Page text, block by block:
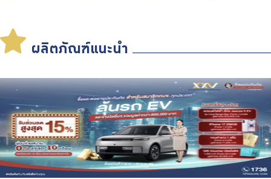
จัดซื้อจัดจ้าง
บริการเจ้าหน้าที่ส่วนราชการ
ไทย | Eng
ผลิตภัณฑ์แนะนำ